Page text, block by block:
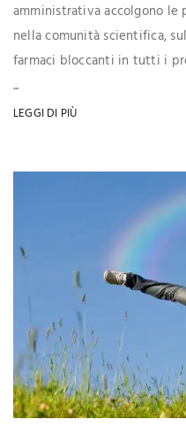
amministrativa accolgono le
nella comunità scientifica,
farmaci bloccanti in tutti i
...
LEGGI DI PIÙ